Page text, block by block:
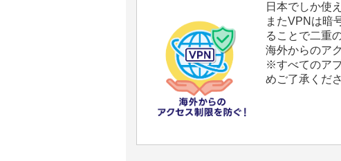
日本でしか使
またVPNは暗
ることで二重
海外からのア
※すべてのア
めご了承くださ